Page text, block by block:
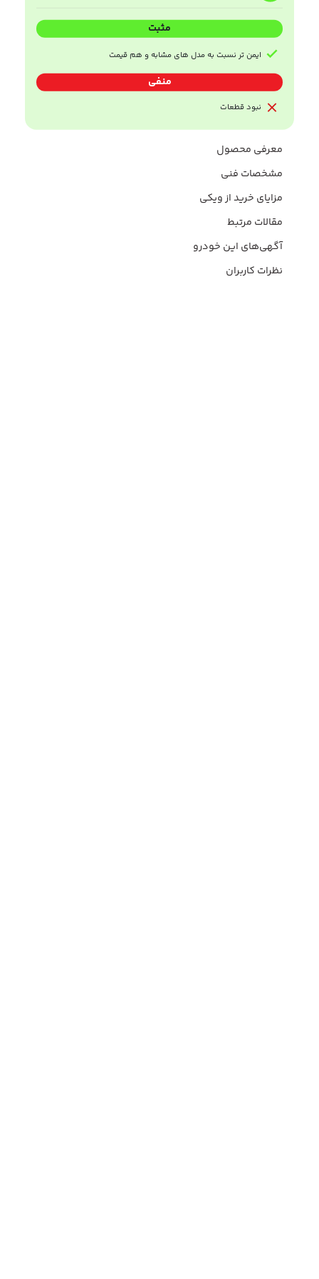
مثبت
ایمن تر نسبت به مدل های مشابه و هم قیمت
منفی
نبود قطعات
معرفی محصول
مشخصات فنی
مزایای خرید از ویکی
مقالات مرتبط
آگهی‌های این خودرو
نظرات کاربران